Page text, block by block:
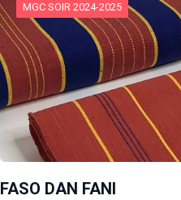
MGC SOIR 2024-2025
FASO DAN FANI